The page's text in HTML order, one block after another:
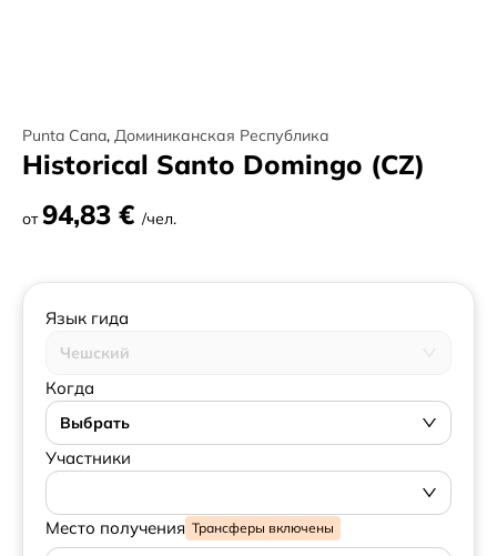
Punta Cana, Доминиканская Республика
Historical Santo Domingo (CZ)
от94,83 € /чел.
Язык гида
Чешский
Когда
Выбрать
Участники
Место получения Трансферы включены